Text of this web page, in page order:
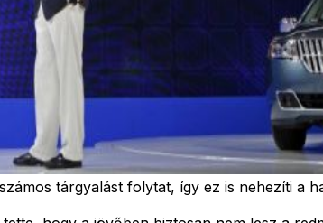
tárgyalást folytat, így ez is nehezíti a